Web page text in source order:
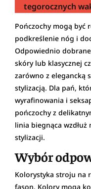
tegorocznych
Pończochy mogą być
podkreślenie nóg i
Odpowiednio
skóry lub klasycznej
zarówno z elegancką
stylizacją. Dla pań,
wyrafinowania i
pończochy z
linia biegnąca
stylizacji.
Wybór
Kolorystyka stroju na
fason. Kolory mogą